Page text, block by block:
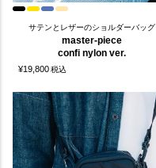
サテンとレザーのショルダーバッグ
master-piece
confi nylon ver.
¥19,800税込